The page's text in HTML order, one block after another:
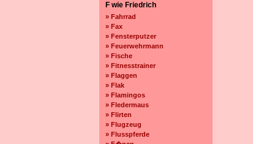
F wie Friedrich
» Fahrrad
» Fax
» Fensterputzer
» Feuerwehrmann
» Fische
» Fitnesstrainer
» Flaggen
» Flak
» Flamingos
» Fledermaus
» Flirten
» Flugzeug
» Flusspferde